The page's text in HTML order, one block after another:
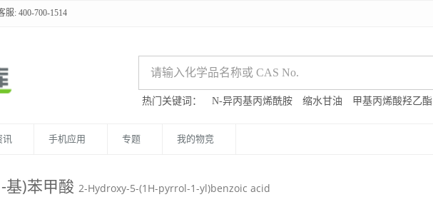
服: 400-700-1514
热门关键词： N-异丙基丙烯酰胺 缩水甘油 甲基丙烯酸羟乙酯
讯 手机应用 专题 我的物竞
基)苯甲酸 2-Hydroxy-5-(1H-pyrrol-1-yl)benzoic acid